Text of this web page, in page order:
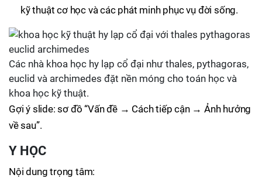
kỹ thuật cơ học và các phát minh phục vụ đời sống.
Các nhà khoa học hy lạp cổ đại như thales, pythagoras,
euclid và archimedes đặt nền móng cho toán học và
khoa học kỹ thuật.
Gợi ý slide: sơ đồ “Vấn đề → Cách tiếp cận → Ảnh hưởng
về sau”.
Y HỌC
Nội dung trọng tâm: